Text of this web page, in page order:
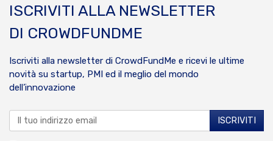
ISCRIVITI ALLA NEWSLETTER
DI CROWDFUNDME
Iscriviti alla newsletter di CrowdFundMe e ricevi le ultime
novità su startup, PMI ed il meglio del mondo
dell’innovazione